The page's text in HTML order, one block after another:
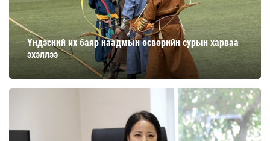
Үндэсний их баяр наадмын өсвөрийн сурын харваа
эхэллээ